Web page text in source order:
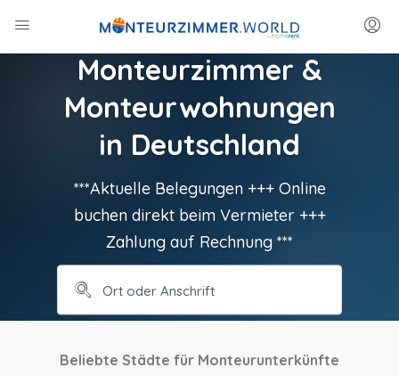
Monteurzimmer &
Monteurwohnungen
in Deutschland
***Aktuelle Belegungen +++ Online
buchen direkt beim Vermieter +++
Zahlung auf Rechnung ***
Beliebte Städte für Monteurunterkünfte